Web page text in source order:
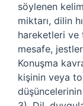
söylenen
miktarı, dilin
hareketleri ve
mesafe,
Konuşma
kişinin veya